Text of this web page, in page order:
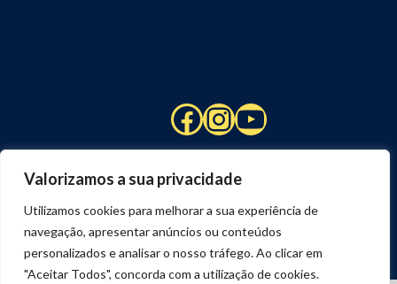
Valorizamos a sua privacidade
Utilizamos cookies para melhorar a sua experiência de
navegação, apresentar anúncios ou conteúdos
personalizados e analisar o nosso tráfego. Ao clicar em
"Aceitar Todos", concorda com a utilização de cookies.
Facebook
Instagram
YouTube